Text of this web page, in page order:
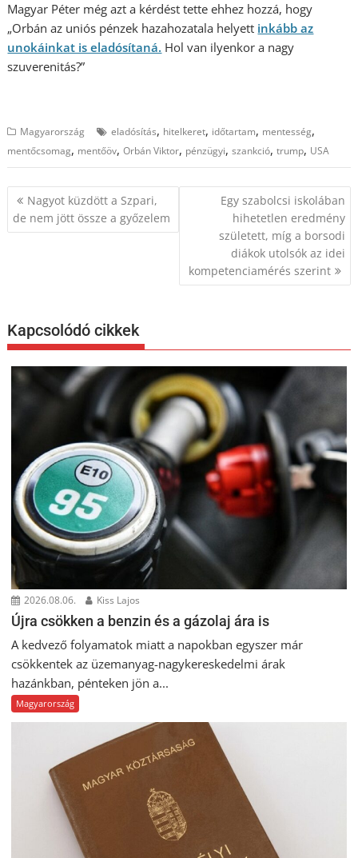
Magyar Péter még azt a kérdést tette ehhez hozzá, hogy
„Orbán az uniós pénzek hazahozatala helyett inkább az
unokáinkat is eladósítaná. Hol van ilyenkor a nagy
szuverenitás?”
Magyarország eladósítás, hitelkeret, időtartam, mentesség,
mentőcsomag, mentőöv,Orbán Viktor, pénzügyi,szankció,trump, USA
Bejegyzés
navigáció
Nagyot küzdött a Szpari,
de nem jött össze a győzelem
Egy szabolcsi iskolában
hihetetlen eredmény
született, míg a borsodi
diákok utolsók az idei
kompetenciamérés szerint
Kapcsolódó cikkek
2026.08.06. Kiss Lajos
Újra csökken a benzin és a gázolaj ára is
A kedvező folyamatok miatt a napokban egyszer már
csökkentek az üzemanyag-nagykereskedelmi árak
hazánkban, pénteken jön a...
Magyarország